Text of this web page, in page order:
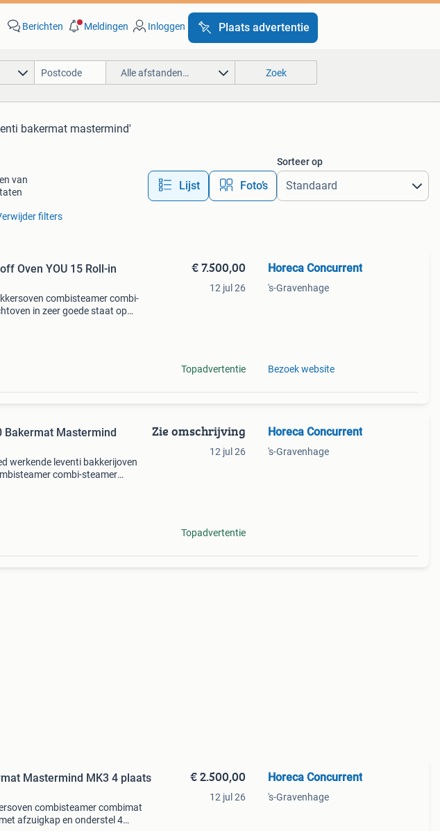
Berichten Meldingen Inloggen Plaats advertentie
Alle afstanden… Zoek
bakermat mastermind'
van
Lijst Foto’s
Sorteer op
filters
Oven YOU 15 Roll-in
combisteamer combi-
in zeer goede staat op
€ 7.500,00
12 jul 26
Topadvertentie
Horeca Concurrent
's-Gravenhage
Bezoek website
Bakermat Mastermind
werkende leventi bakkerijoven
combi-steamer
Zie omschrijving
12 jul 26
Topadvertentie
Horeca Concurrent
's-Gravenhage
Mastermind MK3 4 plaats
combisteamer combimat
afzuigkap en onderstel 4
€ 2.500,00
12 jul 26
Horeca Concurrent
's-Gravenhage